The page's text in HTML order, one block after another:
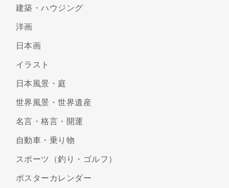
建築・ハウジング
洋画
日本画
イラスト
日本風景・庭
世界風景・世界遺産
名言・格言・開運
自動車・乗り物
スポーツ（釣り・ゴルフ）
ポスターカレンダー